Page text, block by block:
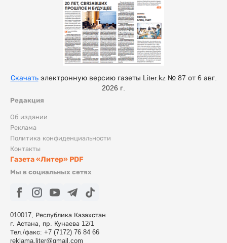
Редакция
Об издании
Реклама
Политика конфиденциальности
Контакты
Газета «Литер» PDF
Мы в социальных сетях
010017, Республика Казахстан
г. Астана, пр. Кунаева 12/1
Тел./факс: +7 (7172) 76 84 66
reklama.liter@gmail.com
Скачатьэлектронную версию газеты Liter.kz № 87 от 6 авг.
2026 г.